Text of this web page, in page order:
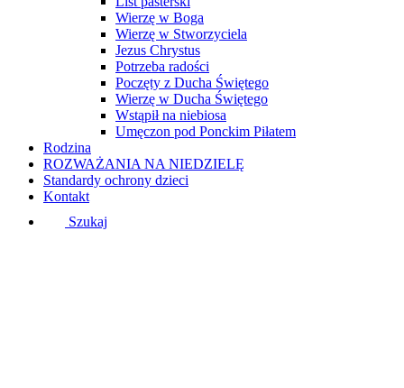
Wierzę w Boga
Wierzę w Stworzyciela
Jezus Chrystus
Potrzeba radości
Poczęty z Ducha Świętego
Wierzę w Ducha Świętego
Wstąpił na niebiosa
Umęczon pod Ponckim Piłatem
Rodzina
ROZWAŻANIA NA NIEDZIELĘ
Standardy ochrony dzieci
Kontakt
Szukaj